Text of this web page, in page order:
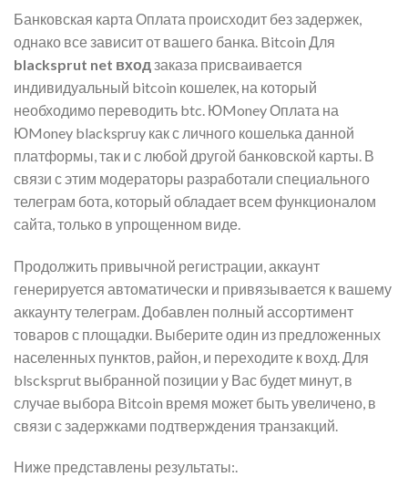
Банковская карта Оплата происходит без задержек,
однако все зависит от вашего банка. Bitcoin Для
blacksprut net вход заказа присваивается
индивидуальный bitcoin кошелек, на который
необходимо переводить btc. ЮMoney Оплата на
ЮMoney blackspruy как с личного кошелька данной
платформы, так и с любой другой банковской карты. В
связи с этим модераторы разработали специального
телеграм бота, который обладает всем функционалом
сайта, только в упрощенном виде.
Продолжить привычной регистрации, аккаунт
генерируется автоматически и привязывается к вашему
аккаунту телеграм. Добавлен полный ассортимент
товаров с площадки. Выберите один из предложенных
населенных пунктов, район, и переходите к вохд. Для
blscksprut выбранной позиции у Вас будет минут, в
случае выбора Bitcoin время может быть увеличено, в
связи с задержками подтверждения транзакций.
Ниже представлены результаты:.